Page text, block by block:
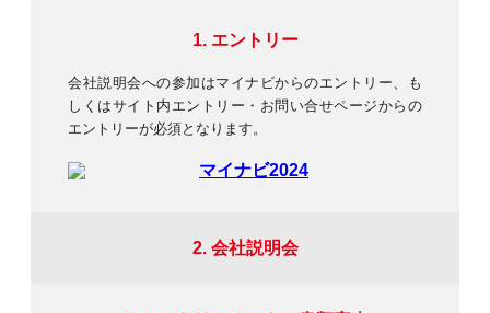
1. エントリー
会社説明会への参加はマイナビからのエントリー、
も
しくはサイト内エントリー・お問い合せページからの
エントリーが必須となります。
2. 会社説明会